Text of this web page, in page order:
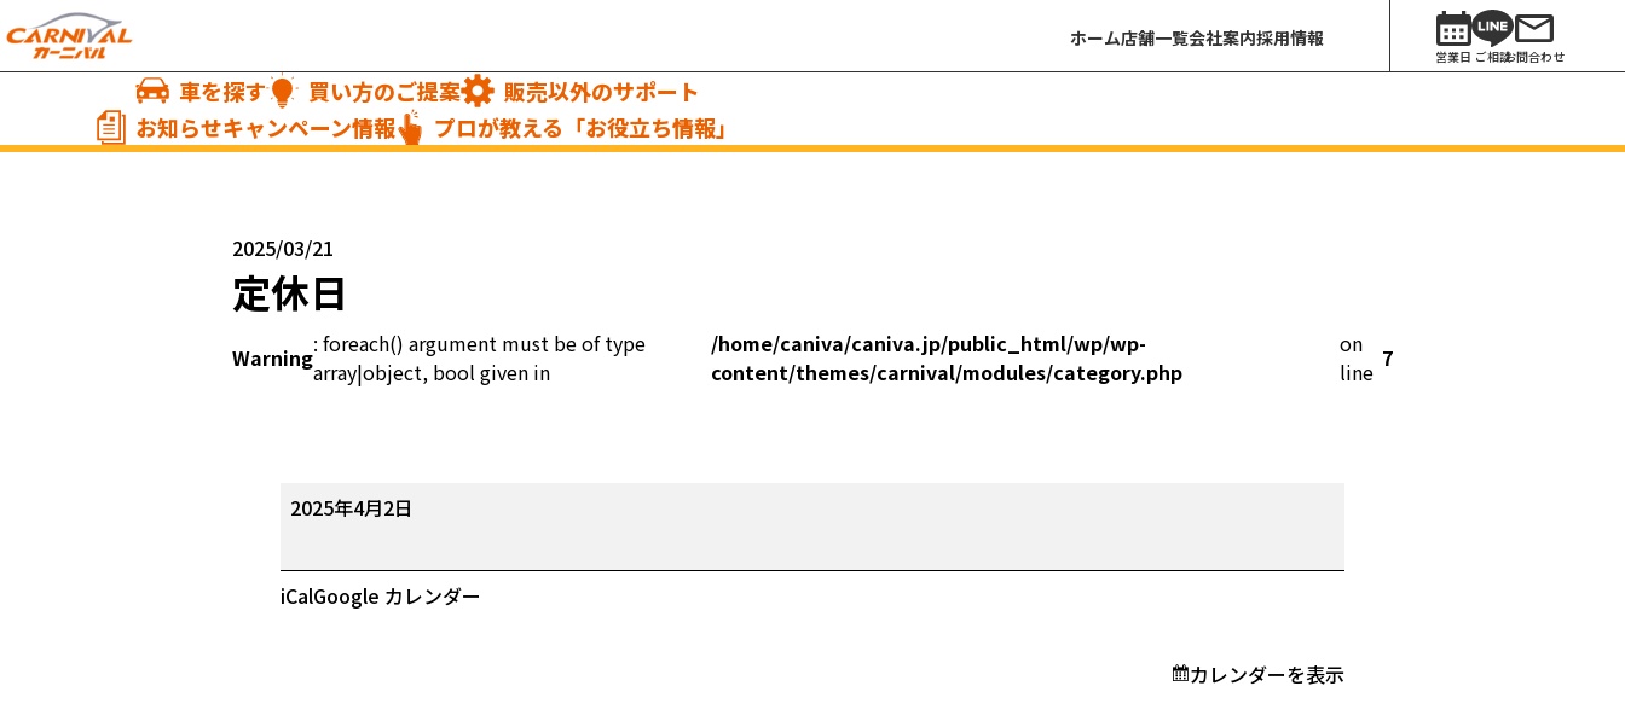
ホーム店舗一覧会社案内採用情報
営業日 ご相談お問合わせ
車を探す 買い方のご提案
販売以外のサポート
お知らせキャンペーン情報
プロが教える「お役立ち情報」
2025/03/21
定休日
Warning: foreach() argument must be of type
array|object, bool given in
/home/caniva/caniva.jp/public_html/wp/wp-
content/themes/carnival/modules/category.php
on
line 7
定
休
2025年4月2日
iCalGoogle カレンダー
カレンダーを表示